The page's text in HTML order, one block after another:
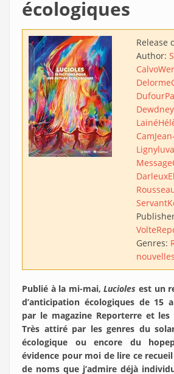
écologiques
Release
Author:
Calvo
Delorme
Dufour
Dewdney
Lainé
Cam
Ligny
Message
Darleux
Servant
Volte
Genres:
nouvelles
Publié à la mi-mai,Lucioles est un
d’anticipation écologiques de 15
par le magazine Reporterre et les
Très attiré par les genres du
écologique ou encore du
évidence pour moi de lire ce
de noms que j’admire déjà